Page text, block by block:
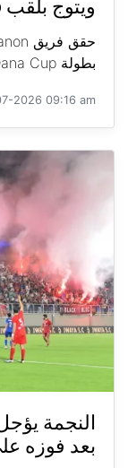
بطولة Dana Cup العالمية في الدنمارك لفئة...
2026 09:16 am
النجمة
بعد فوزه